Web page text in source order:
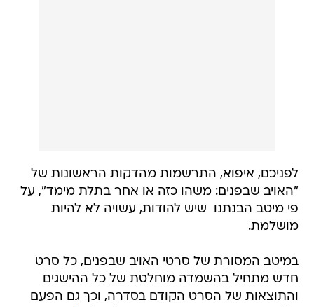
לפניכם, איפוא, התרשמות מהדקות הראשונות של
"האויב שבפנים: משהו כזה או אחר בתלת מימד", על
פי מיטב הבנתנו  שיש להודות, עשויה לא להיות
מושלמת.
במיטב המסורת של סרטי האויב שבפנים, כל סרט
חדש מתחיל בהשמדה מוחלטת של כל ההישגים
והתוצאות של הסרט הקודם בסדרה, וכך גם הפעם